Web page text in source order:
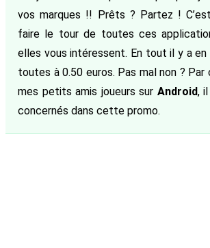
vos marques !! Prêts ? Partez !
faire le tour de toutes ces
elles vous intéressent. En tout il y a
toutes à 0.50 euros. Pas mal non ?
mes petits amis joueurs sur Android, il
concernés dans cette promo.